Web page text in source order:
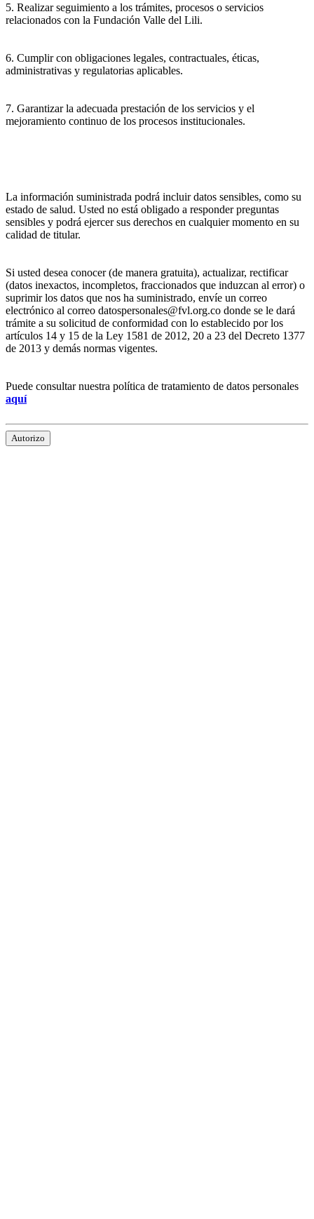
5. Realizar seguimiento a los trámites, procesos o servicios
relacionados con la Fundación Valle del Lili.
6. Cumplir con obligaciones legales, contractuales, éticas,
administrativas y regulatorias aplicables.
7. Garantizar la adecuada prestación de los servicios y el
mejoramiento continuo de los procesos institucionales.
La información suministrada podrá incluir datos sensibles, como su
estado de salud. Usted no está obligado a responder preguntas
sensibles y podrá ejercer sus derechos en cualquier momento en su
calidad de titular.
Si usted desea conocer (de manera gratuita), actualizar, rectificar
(datos inexactos, incompletos, fraccionados que induzcan al error) o
suprimir los datos que nos ha suministrado, envíe un correo
electrónico al correo datospersonales@fvl.org.co donde se le dará
trámite a su solicitud de conformidad con lo establecido por los
artículos 14 y 15 de la Ley 1581 de 2012, 20 a 23 del Decreto 1377
de 2013 y demás normas vigentes.
Puede consultar nuestra política de tratamiento de datos personales
aquí
Autorizo